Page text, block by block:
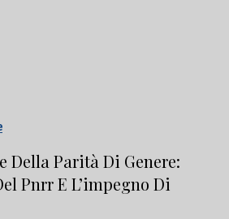
Della Parità Di Genere:
Pnrr E L’impegno Di